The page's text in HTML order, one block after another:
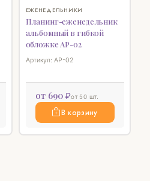
ЕЖЕНЕДЕЛЬНИКИ
Планинг-еженедельник
альбомный в гибкой
обложке AP-02
Артикул: AP-02
от 690 ₽от 50 шт.
В корзину